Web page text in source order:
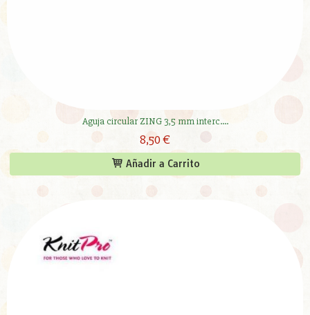
Aguja circular ZING 3,5 mm interc....
8,50 €
Añadir a Carrito